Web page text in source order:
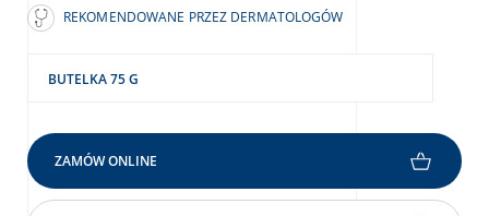
REKOMENDOWANE PRZEZ DERMATOLOGÓW
BUTELKA 75 G
ZAMÓW ONLINE